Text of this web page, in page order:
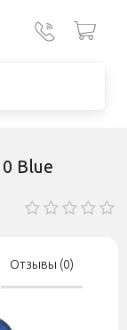
Blue
Отзывы (0)